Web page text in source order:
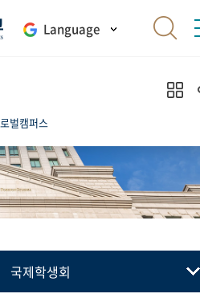
Language
벌캠퍼스
국제학생회